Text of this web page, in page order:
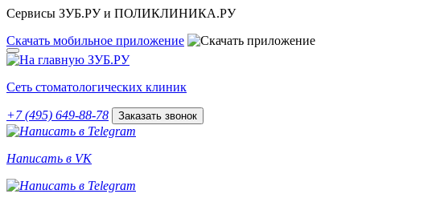
Сервисы ЗУБ.РУ и ПОЛИКЛИНИКА.РУ
Скачать мобильное приложение
Сеть стоматологических клиник
+7 (495) 649-88-78 Заказать звонок
Написать в VK